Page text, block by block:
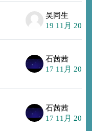
吴同生
19 11月 2016
石茜茜
17 11月 2016
石茜茜
17 11月 2016